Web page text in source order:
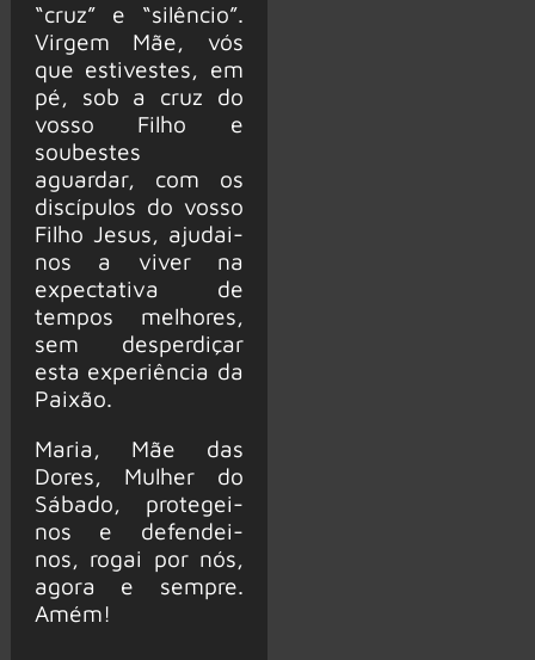
“cruz” e “silêncio”.
Virgem Mãe, vós
que estivestes, em
pé, sob a cruz do
vosso Filho e
soubestes
aguardar, com os
discípulos do vosso
Filho Jesus, ajudai-
nos a viver na
expectativa de
tempos melhores,
sem desperdiçar
esta experiência da
Paixão.
Maria, Mãe das
Dores, Mulher do
Sábado, protegei-
nos e defendei-
nos, rogai por nós,
agora e sempre.
Amém!